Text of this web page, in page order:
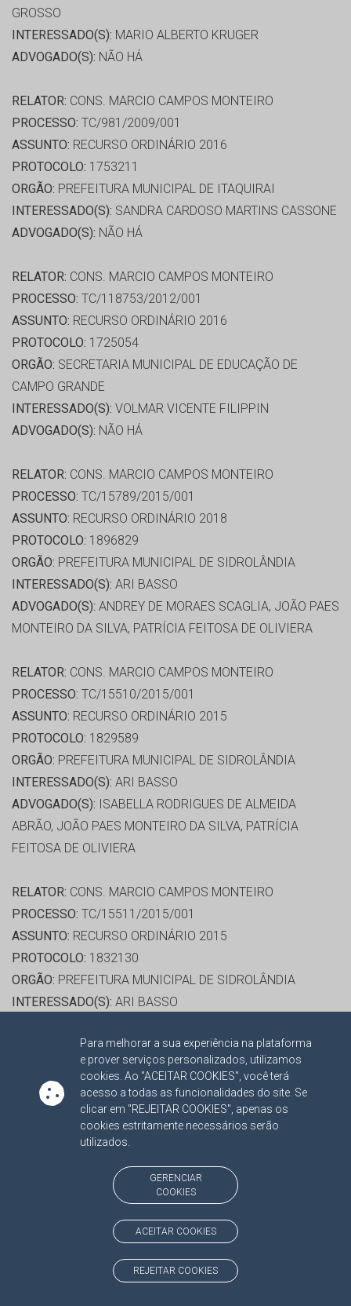
Para melhorar a sua experiência na plataforma
e prover serviços personalizados, utilizamos
cookies. Ao "ACEITAR COOKIES", você terá
acesso a todas as funcionalidades do site. Se
clicar em "REJEITAR COOKIES", apenas os
cookies estritamente necessários serão
utilizados.
GERENCIAR
COOKIES
ACEITAR COOKIES
REJEITAR COOKIES
GROSSO
INTERESSADO(S): MARIO ALBERTO KRUGER
ADVOGADO(S): NÃO HÁ
RELATOR: CONS. MARCIO CAMPOS MONTEIRO
PROCESSO: TC/981/2009/001
ASSUNTO: RECURSO ORDINÁRIO 2016
PROTOCOLO: 1753211
ORGÃO: PREFEITURA MUNICIPAL DE ITAQUIRAI
INTERESSADO(S): SANDRA CARDOSO MARTINS CASSONE
ADVOGADO(S): NÃO HÁ
RELATOR: CONS. MARCIO CAMPOS MONTEIRO
PROCESSO: TC/118753/2012/001
ASSUNTO: RECURSO ORDINÁRIO 2016
PROTOCOLO: 1725054
ORGÃO: SECRETARIA MUNICIPAL DE EDUCAÇÃO DE
CAMPO GRANDE
INTERESSADO(S): VOLMAR VICENTE FILIPPIN
ADVOGADO(S): NÃO HÁ
RELATOR: CONS. MARCIO CAMPOS MONTEIRO
PROCESSO: TC/15789/2015/001
ASSUNTO: RECURSO ORDINÁRIO 2018
PROTOCOLO: 1896829
ORGÃO: PREFEITURA MUNICIPAL DE SIDROLÂNDIA
INTERESSADO(S): ARI BASSO
ADVOGADO(S): ANDREY DE MORAES SCAGLIA, JOÃO PAES
MONTEIRO DA SILVA, PATRÍCIA FEITOSA DE OLIVIERA
RELATOR: CONS. MARCIO CAMPOS MONTEIRO
PROCESSO: TC/15510/2015/001
ASSUNTO: RECURSO ORDINÁRIO 2015
PROTOCOLO: 1829589
ORGÃO: PREFEITURA MUNICIPAL DE SIDROLÂNDIA
INTERESSADO(S): ARI BASSO
ADVOGADO(S): ISABELLA RODRIGUES DE ALMEIDA
ABRÃO, JOÃO PAES MONTEIRO DA SILVA, PATRÍCIA
FEITOSA DE OLIVIERA
RELATOR: CONS. MARCIO CAMPOS MONTEIRO
PROCESSO: TC/15511/2015/001
ASSUNTO: RECURSO ORDINÁRIO 2015
PROTOCOLO: 1832130
ORGÃO: PREFEITURA MUNICIPAL DE SIDROLÂNDIA
INTERESSADO(S): ARI BASSO
ABRÃO, JOÃO PAES MONTEIRO DA SILVA, PATRÍCIA
FEITOSA DE OLIVIERA
CONS. MARCIO CAMPOS MONTEIRO
TC/14654/2014/001
1721814
AGÊNCIA MUNICIPAL DE TRANSPORTE E
JEAN SALIBA
NÃO HÁ